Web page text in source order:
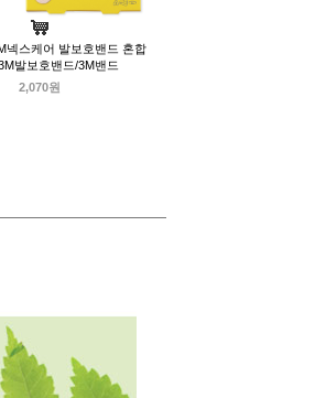
넥스케어 발보호밴드 혼합
발보호밴드/3M밴드
2,070원